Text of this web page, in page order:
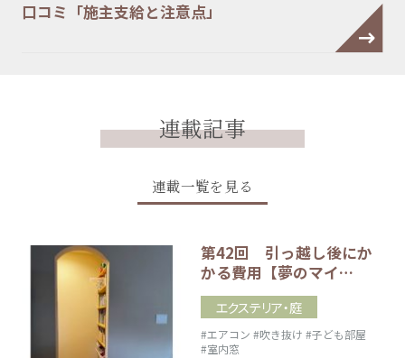
口コミ「施主支給と注意点」
連載記事
連載一覧を見る
第42回 引っ越し後にか
かる費用【夢のマイ…
エクステリア・庭
#エアコン #吹き抜け #子ども部屋
#室内窓